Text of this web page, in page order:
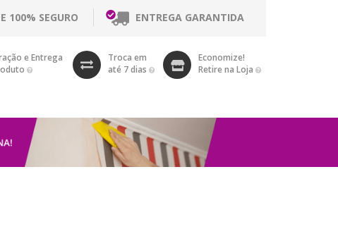
100% SEGURO ENTREGA GARANTIDA
e Entrega
Troca em
até 7 dias
Economize!
Retire na Loja